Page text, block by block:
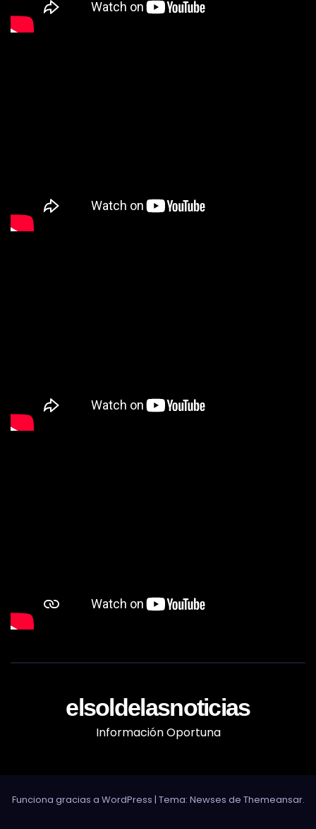
elsoldelasnoticias
Información Oportuna
Funciona gracias a WordPress | Tema: Newses de Themeansar.